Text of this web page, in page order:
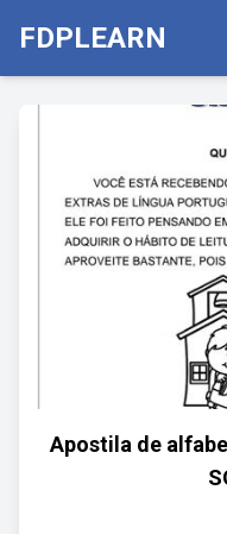
FDPLEARN
Apostila de